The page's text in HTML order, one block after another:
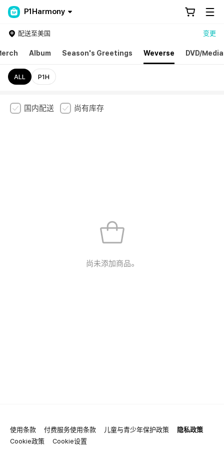
P1Harmony
配送至美国 变更
Album Season's Greetings Weverse DVD/Media
ALL P1H
国内配送 尚有库存
尚未添加商品。
使用条款 付费服务使用条款 儿童与青少年保护政策
隐私政策
Cookie政策
Cookie设置